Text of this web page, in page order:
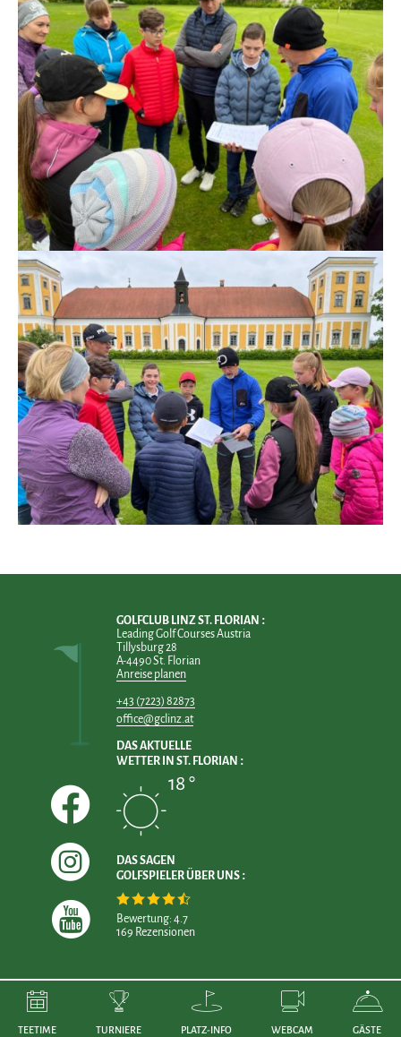
TEETIME TURNIERE PLATZ-INFO WEBCAM GÄSTE
GOLFCLUB LINZ ST. FLORIAN
Leading Golf Courses Austria
Tillysburg 28
A-4490 St. Florian
Anreise planen
+43 (7223) 82873
office@gclinz.at
DAS AKTUELLE
WETTER IN ST. FLORIAN
18 °
DAS SAGEN
GOLFSPIELER ÜBER UNS
Bewertung: 4.7
169 Rezensionen